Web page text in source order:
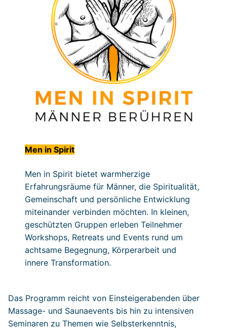
Men in Spirit
Men in Spirit bietet warmherzige
Erfahrungsräume für Männer, die Spiritualität,
Gemeinschaft und persönliche Entwicklung
miteinander verbinden möchten. In kleinen,
geschützten Gruppen erleben Teilnehmer
Workshops, Retreats und Events rund um
achtsame Begegnung, Körperarbeit und
innere Transformation.
Das Programm reicht von Einsteigerabenden über
Massage- und Saunaevents bis hin zu intensiven
Seminaren zu Themen wie Selbsterkenntnis,